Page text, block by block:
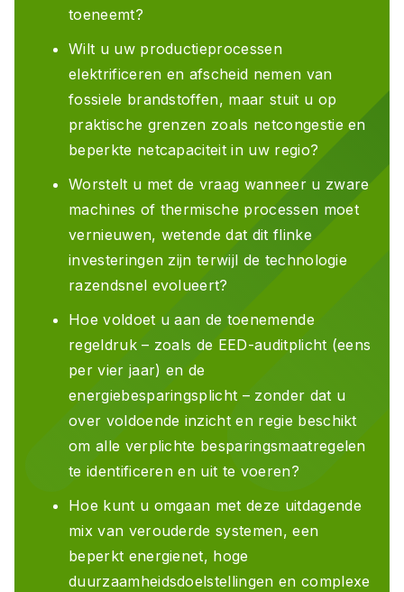
toeneemt?
Wilt u uw productieprocessen
elektrificeren en afscheid nemen van
fossiele brandstoffen, maar stuit u op
praktische grenzen zoals netcongestie en
beperkte netcapaciteit in uw regio?
Worstelt u met de vraag wanneer u zware
machines of thermische processen moet
vernieuwen, wetende dat dit flinke
investeringen zijn terwijl de technologie
razendsnel evolueert?
Hoe voldoet u aan de toenemende
regeldruk – zoals de EED-auditplicht (eens
per vier jaar) en de
energiebesparingsplicht – zonder dat u
over voldoende inzicht en regie beschikt
om alle verplichte besparingsmaatregelen
te identificeren en uit te voeren?
Hoe kunt u omgaan met deze uitdagende
mix van verouderde systemen, een
beperkt energienet, hoge
duurzaamheidsdoelstellingen en complexe